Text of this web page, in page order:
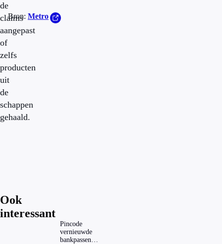
de
claims
aangepast
of
zelfs
producten
uit
de
schappen
gehaald.
Bron: Metro
Ook
interessant
Pincode
vernieuwde
bankpassen